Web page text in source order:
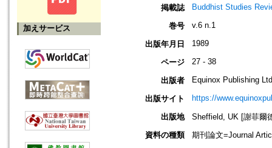
加えサービス
掲載誌 Buddhist Studies
巻号 v.6 n.1
出版年月日 1989
ページ 27 - 38
出版者 Equinox Publishing
出版サイト https://
出版地
Sheffield, UK [謝菲爾
資料の種類
期刊論文=Journal